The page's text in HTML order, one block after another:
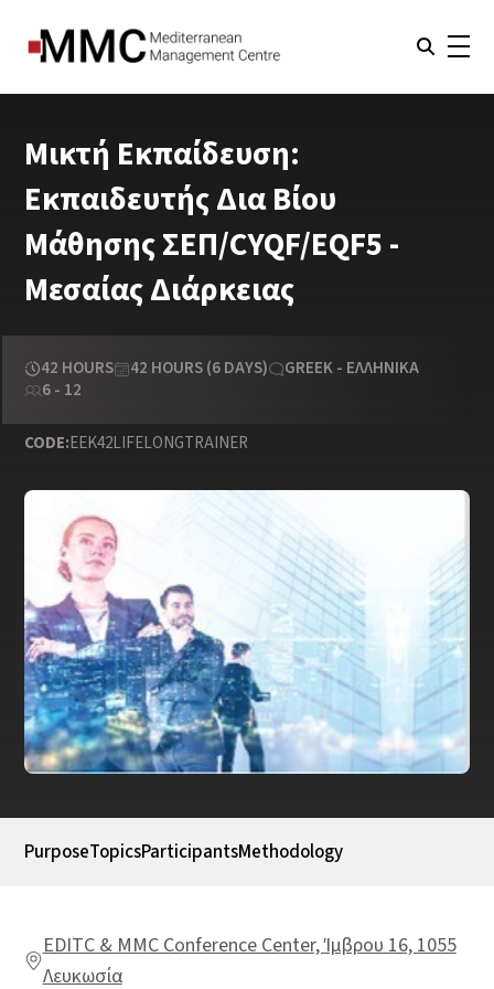
Μικτή Εκπαίδευση:
Εκπαιδευτής Δια Βίου
Μάθησης ΣΕΠ/CYQF/EQF5 -
Μεσαίας Διάρκειας
42 HOURS 42 HOURS (6 DAYS)
GREEK - ΕΛΛΗΝΙΚΆ
6 - 12
CODE:EEK42LIFELONGTRAINER
PurposeTopicsParticipantsMethodology
EDITC & MMC Conference Center, Ίμβρου 16, 1055
Λευκωσία